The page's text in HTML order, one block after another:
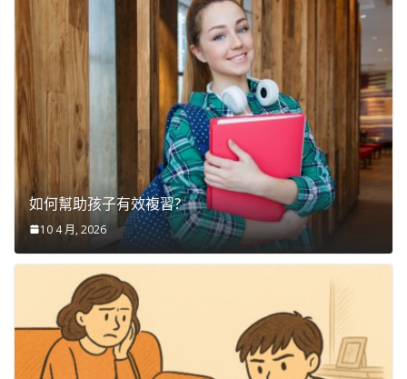
如何幫助孩子有效複習?
10 4 月, 2026